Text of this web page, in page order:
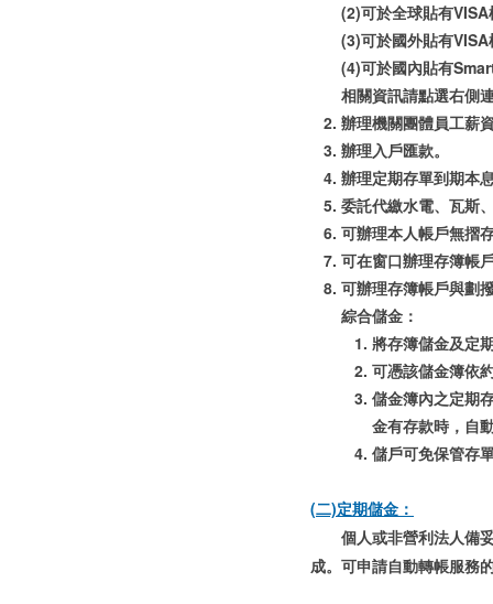
(2)可於全球貼有
(3)可於國外貼有
(4)可於國內貼有
相關資訊請點選右側
辦理機關團體員工薪
辦理入戶匯款。
辦理定期存單到期本
委託代繳水電、瓦斯
可辦理本人帳戶無摺
可在窗口辦理存簿帳
可辦理存簿帳戶與劃
綜合儲金：
將存簿儲金及定
可憑該儲金簿依
儲金簿內之定期
金有存款時，自
儲戶可免保管存
(二)定期儲金：
個人或非營利法人備
成。可申請自動轉帳服務